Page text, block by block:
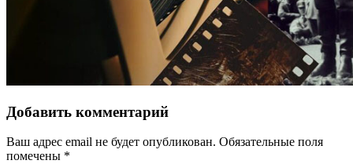
Добавить комментарий
Ваш адрес email не будет опубликован. Обязательные поля
помечены *